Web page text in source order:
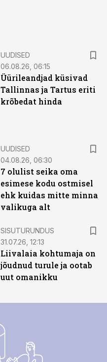
UUDISED
06.08.26, 06:15
Üürileandjad küsivad
Tallinnas ja Tartus eriti
krõbedat hinda
UUDISED
04.08.26, 06:30
7 olulist seika oma
esimese kodu ostmisel
ehk kuidas mitte minna
valikuga alt
SISUTURUNDUS
31.07.26, 12:13
Liivalaia kohtumaja on
jõudnud turule ja ootab
uut omanikku